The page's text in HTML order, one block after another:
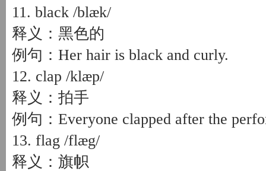
11. black /blæk/
释义：黑色的
例句：Her hair is black and curly.
12. clap /klæp/
释义：拍手
例句：Everyone clapped after the
13. flag /flæg/
释义：旗帜